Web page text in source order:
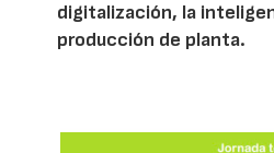
digitalización, la
producción de planta.